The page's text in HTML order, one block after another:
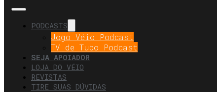
PODCASTS
Jogo Véio Podcast
TV de Tubo Podcast
SEJA APOIADOR
LOJA DO VÉIO
REVISTAS
TIRE SUAS DÚVIDAS